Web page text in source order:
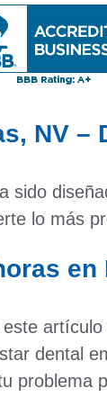
NV –
sido
lo más
en
dental
problema